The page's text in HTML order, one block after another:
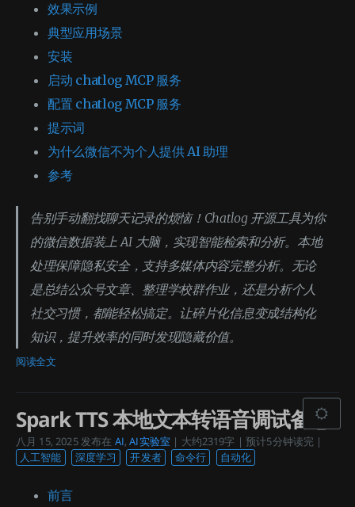
效果示例
典型应用场景
安装
启动 chatlog MCP 服务
配置 chatlog MCP 服务
提示词
为什么微信不为个人提供 AI 助理
参考
告别手动翻找聊天记录的烦恼！Chatlog 开源工具为你
的微信数据装上 AI 大脑，实现智能检索和分析。本地
处理保障隐私安全，支持多媒体内容完整分析。无论
是总结公众号文章、整理学校群作业，还是分析个人
社交习惯，都能轻松搞定。让碎片化信息变成结构化
知识，提升效率的同时发现隐藏价值。
阅读全文
Spark TTS 本地文本转语音调试备忘
八月 15, 2025发布在 AI,AI实验室 | 大约2319字 | 预计5分钟读完 |
人工智能
深度学习 开发者 命令行 自动化
前言